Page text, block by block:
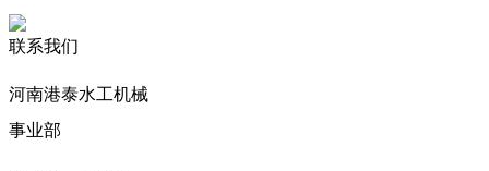
联系我们
河南港泰水工机械
事业部